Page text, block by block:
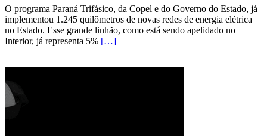
O programa Paraná Trifásico, da Copel e do Governo do Estado, já
implementou 1.245 quilômetros de novas redes de energia elétrica
no Estado. Esse grande linhão, como está sendo apelidado no
Interior, já representa 5% […]